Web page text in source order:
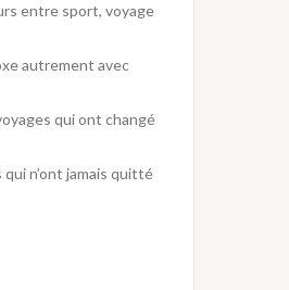
entre sport, voyage
autrement avec
qui ont changé
n’ont jamais quitté